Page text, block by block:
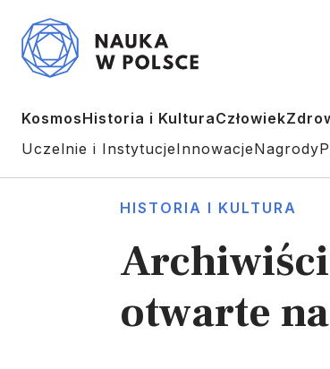
KosmosHistoria i KulturaCzłowiek
Uczelnie i InstytucjeInnowacjeNagrody
HISTORIA I KULTURA
otwarte